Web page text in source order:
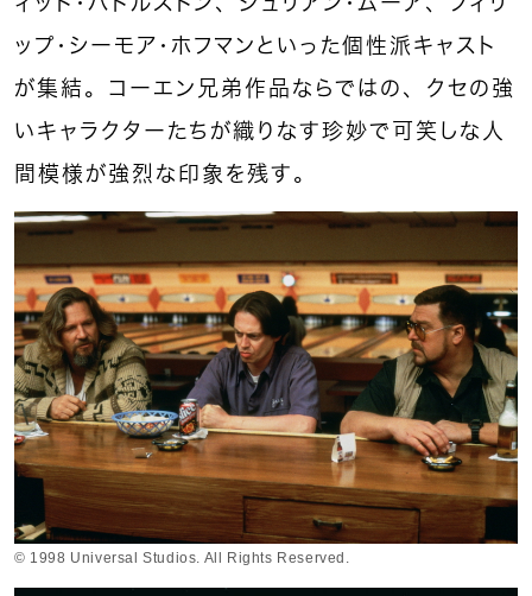
ップ・シーモア・ホフマンといった個性派キャスト
が集結。コーエン兄弟作品ならではの、クセの強
いキャラクターたちが織りなす珍妙で可笑しな人
間模様が強烈な印象を残す。
© 1998 Universal Studios. All Rights Reserved.